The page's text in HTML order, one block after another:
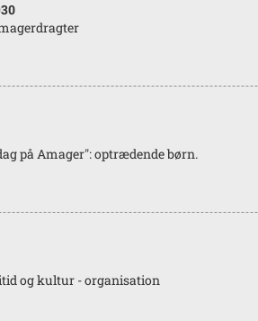
på Amager": optrædende børn.
og kultur - organisation